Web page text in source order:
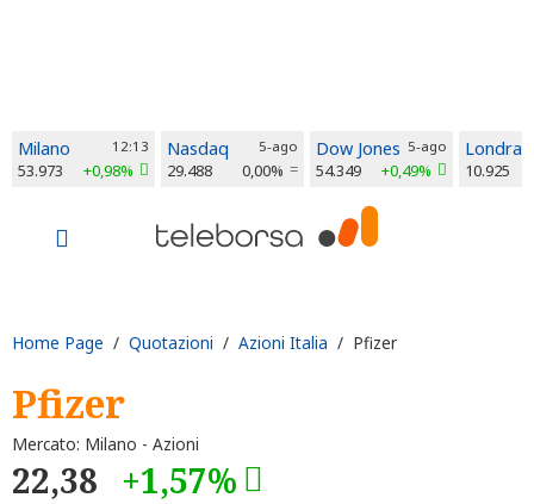
Milano 12:13
53.973 +0,98%
Nasdaq 5-ago
29.488 0,00%
Dow Jones 5-ago
54.349 +0,49%
Londra
10.925
Home Page / Quotazioni / Azioni Italia / Pfizer
Pfizer
Mercato: Milano - Azioni
22,38 +1,57%